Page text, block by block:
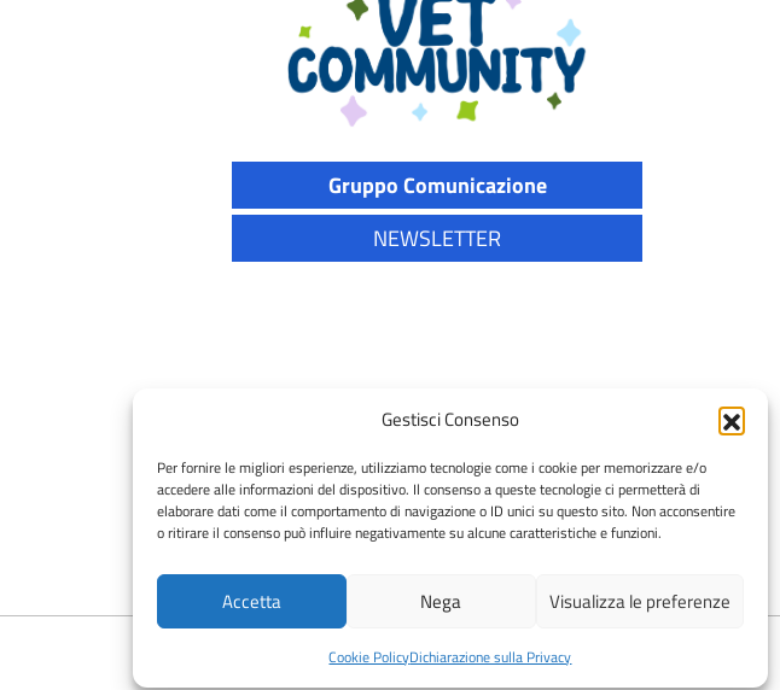
Gestisci Consenso
Per fornire le migliori esperienze, utilizziamo tecnologie come i cookie per memorizzare e/o
accedere alle informazioni del dispositivo. Il consenso a queste tecnologie ci permetterà di
elaborare dati come il comportamento di navigazione o ID unici su questo sito. Non acconsentire
o ritirare il consenso può influire negativamente su alcune caratteristiche e funzioni.
Accetta Nega Visualizza le preferenze
Cookie PolicyDichiarazione sulla Privacy
Gruppo Comunicazione
NEWSLETTER
Tel: 050 2210100
e-mail: direzione.sanitaria@vet.unipi.it
Privacy policy|Cookie policy